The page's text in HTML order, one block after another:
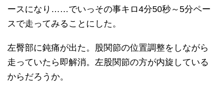
ースになり……でいっその事キロ4分50秒～5分ペー
スで走ってみることにした。
左臀部に鈍痛が出た。股関節の位置調整をしながら
走っていたら即解消。左股関節の方が内旋している
からだろうか。